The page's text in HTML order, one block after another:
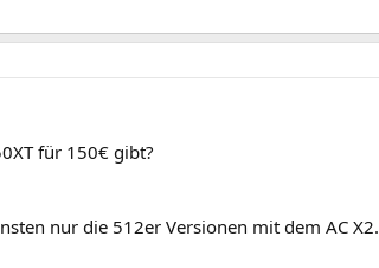
für 150€ gibt?
nur die 512er Versionen mit dem AC X2.